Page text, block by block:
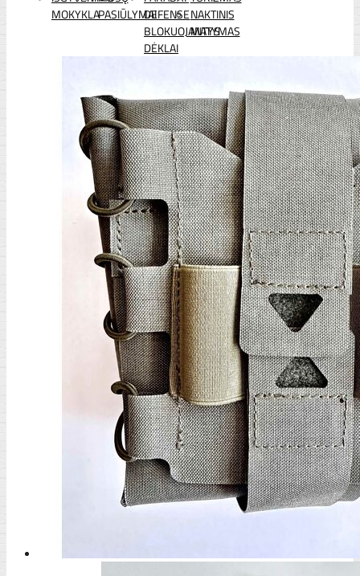
MOKYKLAPASIŪLYMAIDEFENSE
BLOKUOJANTYS
DĖKLAI
NAKTINIS
MATYMAS